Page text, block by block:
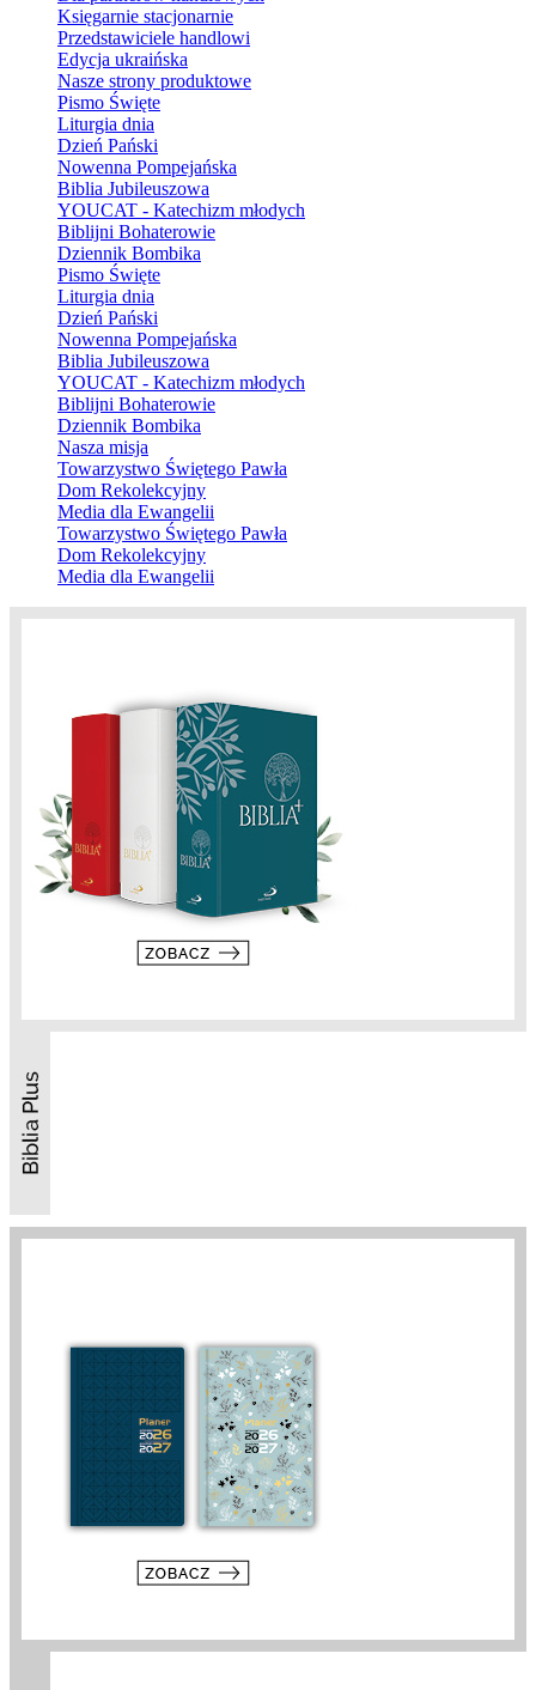
Księgarnie stacjonarnie
Przedstawiciele handlowi
Edycja ukraińska
Nasze strony produktowe
Pismo Święte
Liturgia dnia
Dzień Pański
Nowenna Pompejańska
Biblia Jubileuszowa
YOUCAT - Katechizm młodych
Biblijni Bohaterowie
Dziennik Bombika
Pismo Święte
Liturgia dnia
Dzień Pański
Nowenna Pompejańska
Biblia Jubileuszowa
YOUCAT - Katechizm młodych
Biblijni Bohaterowie
Dziennik Bombika
Nasza misja
Towarzystwo Świętego Pawła
Dom Rekolekcyjny
Media dla Ewangelii
Towarzystwo Świętego Pawła
Dom Rekolekcyjny
Media dla Ewangelii